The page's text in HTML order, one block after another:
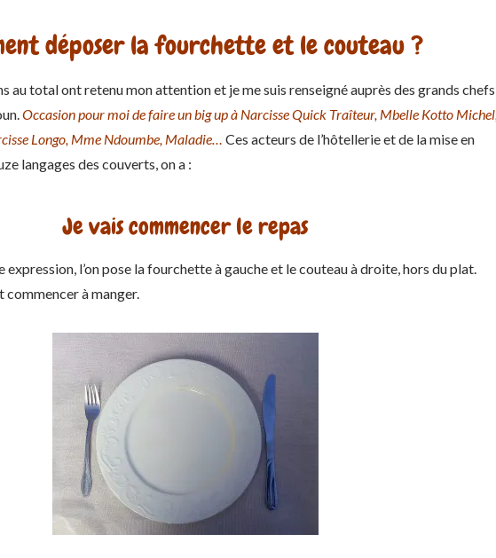
déposer la fourchette et le couteau ?
au total ont retenu mon attention et je me suis renseigné auprès des grands chefs
Occasion pour moi de faire un big up à Narcisse Quick Traîteur, Mbelle Kotto Michel,
Longo, Mme Ndoumbe, Maladie…
Ces acteurs de l’hôtellerie et de la mise en
langages des couverts, on a :
Je vais commencer le repas
l’on pose la fourchette à gauche et le couteau à droite, hors du plat.
commencer à manger.